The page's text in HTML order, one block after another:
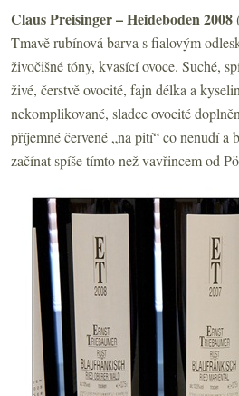
Claus Preisinger – Heideboden 2008
Tmavě rubínová barva s fialovým
živočišné tóny, kvasící ovoce. Suché,
živé, čerstvě ovocité, fajn délka a
nekomplikované, sladce ovocité
příjemné červené „na pití“ co nenudí a
začínat spíše tímto než vavřincem od